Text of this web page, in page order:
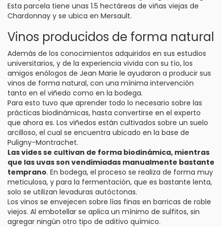
Esta parcela tiene unas 1.5 hectáreas de viñas viejas de
Chardonnay y se ubica en Mersault.
Vinos producidos de forma natural
Además de los conocimientos adquiridos en sus estudios
universitarios, y de la experiencia vivida con su tío, los
amigos enólogos de Jean Marie le ayudaron a producir sus
vinos de forma natural, con una mínima intervención
tanto en el viñedo como en la bodega.
Para esto tuvo que aprender todo lo necesario sobre las
prácticas biodinámicas, hasta convertirse en el experto
que ahora es. Los viñedos están cultivados sobre un suelo
arcilloso, el cual se encuentra ubicado en la base de
Puligny-Montrachet.
Las vides se cultivan de forma biodinámica, mientras
que las uvas son vendimiadas manualmente bastante
temprano. En bodega, el proceso se realiza de forma muy
meticulosa, y para la fermentación, que es bastante lenta,
solo se utilizan levaduras autóctonas.
Los vinos se envejecen sobre lías finas en barricas de roble
viejos. Al embotellar se aplica un mínimo de sulfitos, sin
agregar ningún otro tipo de aditivo químico.